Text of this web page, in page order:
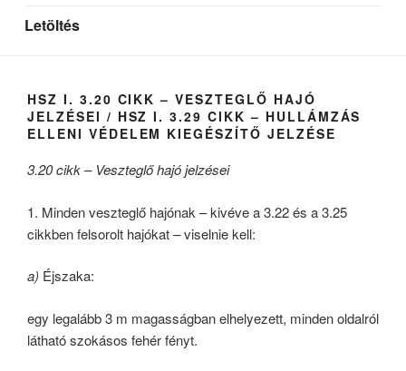
Letöltés
HSZ I. 3.20 CIKK – VESZTEGLŐ HAJÓ
JELZÉSEI / HSZ I. 3.29 CIKK – HULLÁMZÁS
ELLENI VÉDELEM KIEGÉSZÍTŐ JELZÉSE
3.20 cikk – Veszteglő hajó jelzései
1. Minden veszteglő hajónak – kivéve a 3.22 és a 3.25
cikkben felsorolt hajókat – viselnie kell:
a) Éjszaka:
egy legalább 3 m magasságban elhelyezett, minden oldalról
látható szokásos fehér fényt.